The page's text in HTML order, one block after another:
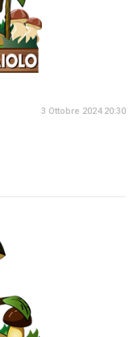
3 Ottobre 2024 20:30